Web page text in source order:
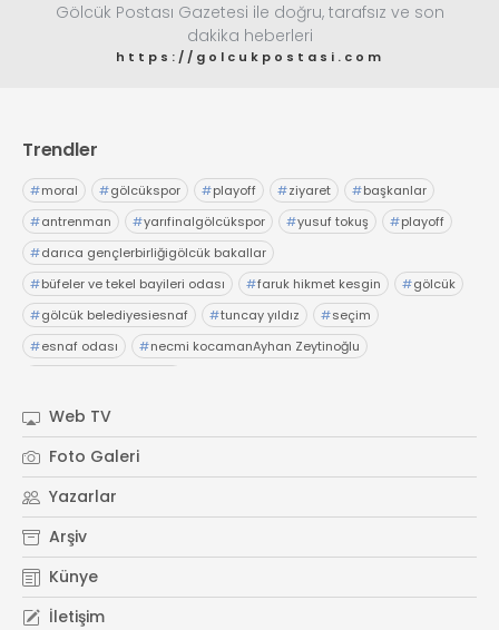
Gölcük Postası Gazetesi ile doğru, tarafsız ve son
dakika heberleri
https://golcukpostasi.com
Trendler
#moral #gölcükspor #playoff #ziyaret #başkanlar
#antrenman #yarıfinalgölcükspor #yusuf tokuş #playoff
#darıca gençlerbirliğigölcük bakallar
#büfeler ve tekel bayileri odası #faruk hikmet kesgin #gölcük
#gölcük belediyesiesnaf #tuncay yıldız #seçim
#esnaf odası #necmi kocamanAyhan Zeytinoğlu
Web TV
Foto Galeri
Yazarlar
Arşiv
Künye
İletişim